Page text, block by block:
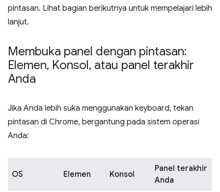
pintasan. Lihat bagian berikutnya untuk mempelajari lebih
lanjut.
Membuka panel dengan pintasan:
Elemen, Konsol, atau panel terakhir
Anda
Jika Anda lebih suka menggunakan keyboard, tekan
pintasan di Chrome, bergantung pada sistem operasi
Anda:
OS Elemen Konsol
Panel terakhir
Anda